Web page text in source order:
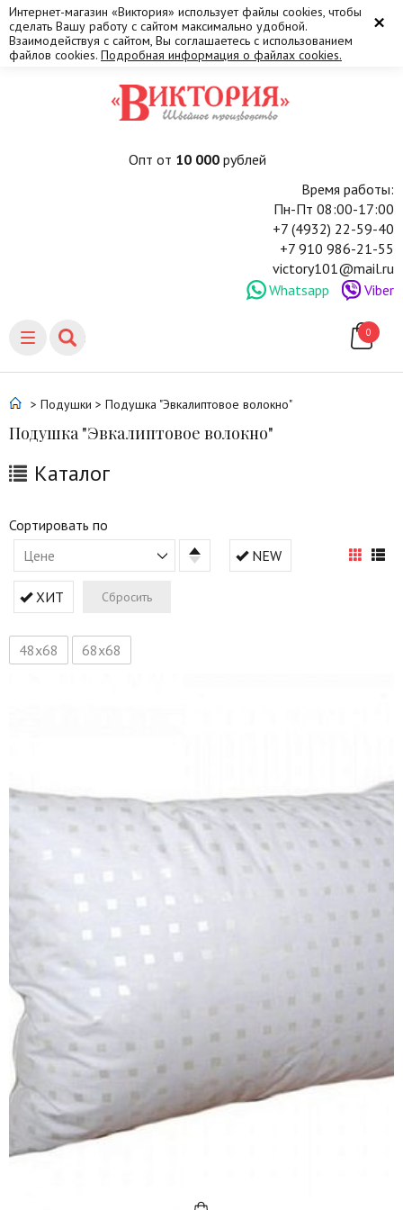
×
Интернет-магазин «Виктория» использует файлы cookies, чтобы
сделать Вашу работу с сайтом максимально удобной.
Взаимодействуя с сайтом, Вы соглашаетесь с использованием
файлов cookies. Подробная информация о файлах cookies.
Опт от 10 000рублей
Время работы:
Пн-Пт 08:00-17:00
+7 (4932) 22-59-40
+7 910 986-21-55
victory101@mail.ru
Whatsapp
Viber
0
> Подушки > Подушка "Эвкалиптовое волокно"
Подушка "Эвкалиптовое волокно"
Каталог
Сортировать по
Цене
NEW
ХИТ Сбросить
48х68 68х68